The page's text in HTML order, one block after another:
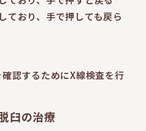
ており、手で押しても戻ら
認するためにX線検査を行
臼の治療